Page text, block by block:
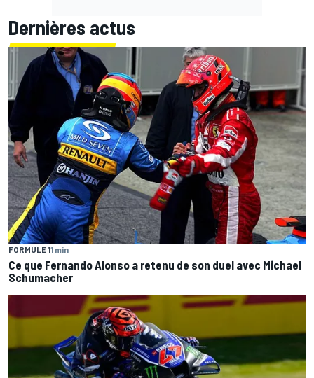
Dernières actus
FORMULE 11 min
Ce que Fernando Alonso a retenu de son duel avec Michael
Schumacher